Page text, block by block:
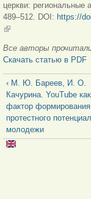
церкви:
489–512. DOI: https://
(внешняя ссылка)
Все авторы
Скачать статью в PDF
‹ М. Ю. Бареев, И. О.
Качурина. YouTube как
фактор формирования
протестного
молодежи